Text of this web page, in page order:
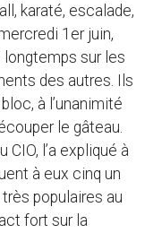
karaté, escalade,
1er juin,
longtemps sur les
des autres. Ils
à l’unanimité
le gâteau.
l’a expliqué à
à eux cinq un
populaires au
fort sur la